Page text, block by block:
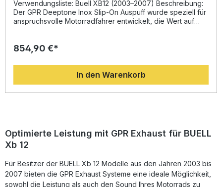
Verwendungsliste: Buell XB12 (2003–2007) Beschreibung:
Der GPR Deeptone Inox Slip-On Auspuff wurde speziell für
anspruchsvolle Motorradfahrer entwickelt, die Wert auf
eine deutliche Steigerung von Drehmoment und Leistung
Serienanlage. Dank der Doppel-Homologation profitieren
Sie von einer legalen Nutzung im öffentlichen
Straßenverkehr – die herausnehmbaren db-Killer
ermöglichen Ihnen zudem den individuellen Feinschliff am
optisch aufwerten möchten. Das italienische
Qualitätsprodukt sorgt für einen kraftvollen, tiefen Klang
und eine ausgezeichnete Verarbeitung. GPR
& Play“) und können einfach in einer Fachwerkstatt
montiert werden. Duales homologiertes Slip-On System mit
herausnehmbaren db-Killern Verbessert Leistung,
854,90 €*
In den Warenkorb
Optimierte Leistung mit GPR Exhaust für BUELL
Xb 12
Für Besitzer der BUELL Xb 12 Modelle aus den Jahren 2003 bis
2007 bieten die GPR Exhaust Systeme eine ideale Möglichkeit,
sowohl die Leistung als auch den Sound Ihres Motorrads zu